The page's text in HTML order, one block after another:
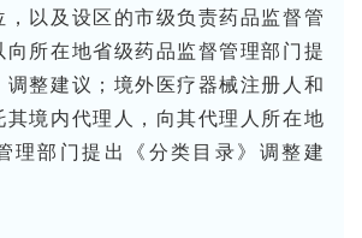
，以及设区的市级负责药品监督管
向所在地省级药品监督管理部门提
调整建议；境外医疗器械注册人和
其境内代理人，向其代理人所在地
理部门提出《分类目录》调整建